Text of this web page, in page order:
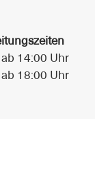
14:00 Uhr
18:00 Uhr